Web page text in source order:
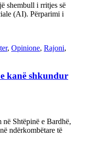
shembull i rritjes së
(AI). Përparimi i
, Opinione, Rajoni,
kanë shkundur
Shtëpinë e Bardhë,
ndërkombëtare të